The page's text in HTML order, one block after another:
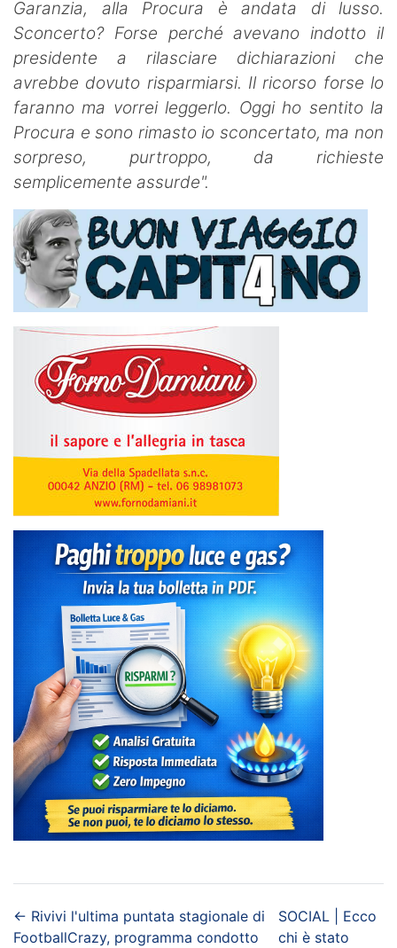
Garanzia, alla Procura è andata di lusso.
Sconcerto? Forse perché avevano indotto il
presidente a rilasciare dichiarazioni che
avrebbe dovuto risparmiarsi. Il ricorso forse lo
faranno ma vorrei leggerlo. Oggi ho sentito la
Procura e sono rimasto io sconcertato, ma non
sorpreso, purtroppo, da richieste
semplicemente assurde".
← Rivivi l'ultima puntata stagionale di
FootballCrazy, programma condotto
SOCIAL | Ecco
chi è stato